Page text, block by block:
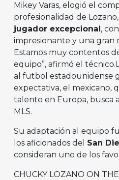
Mikey Varas, elogió el
profesionalidad de Lozano,
jugador excepcional ,
impresionante y una gran
Estamos muy contentos
equipo”, afirmó el
al futbol estadounidense
expectativa, el mexicano,
talento en Europa, busca
MLS.
Su adaptación al equipo
los aficionados del San
consideran uno de los
CHUCKY LOZANO ON